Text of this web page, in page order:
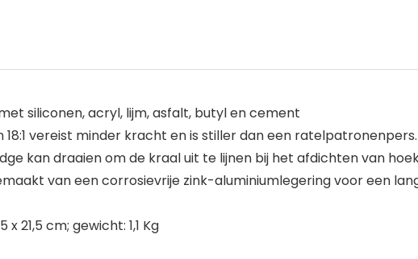
siliconen, acryl, lijm, asfalt, butyl en cement
vereist minder kracht en is stiller dan een ratelpatronenpers.
kan draaien om de kraal uit te lijnen bij het afdichten van
van een corrosievrije zink-aluminiumlegering voor een
21,5 cm; gewicht: 1,1 Kg